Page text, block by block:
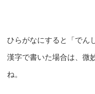
ひらがなにすると「でん
漢字で書いた場合は、微
ね。